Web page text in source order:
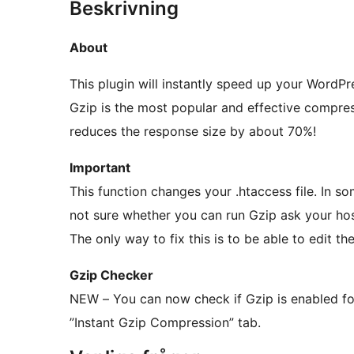
Beskrivning
About
This plugin will instantly speed up your
Gzip is the most popular and effective
reduces the response size by about 70%!
Important
This function changes your .htaccess file. In
not sure whether you can run Gzip ask your
The only way to fix this is to be able to edit
Gzip Checker
NEW – You can now check if Gzip is enabled
”Instant Gzip Compression” tab.